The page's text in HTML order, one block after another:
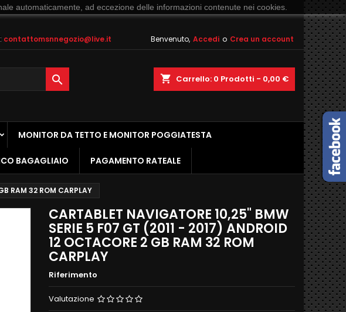
contattomsnnegozio@live.it Benvenuto, Accedi o Crea un account
shopping_cart Carrello: 0 Prodotti - 0,00 €

MONITOR DA TETTO E MONITOR POGGIATESTA
BAGAGLIAIO PAGAMENTO RATEALE
RAM 32 ROM CARPLAY
CARTABLET NAVIGATORE 10,25" BMW
SERIE 5 F07 GT (2011 - 2017) ANDROID
12 OCTACORE 2 GB RAM 32 ROM
CARPLAY
Riferimento
Valutazione
automaticamente, ad eccezione delle informazioni contenute nei cookies.